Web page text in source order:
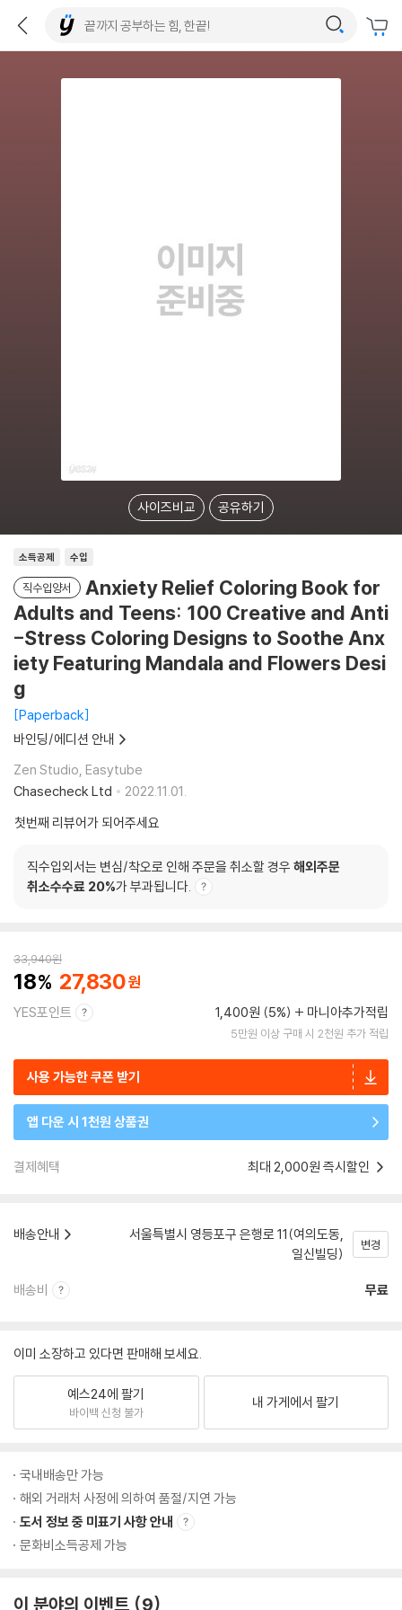
사이즈비교 공유하기
소득공제 수입
직수입양서
Anxiety Relief Coloring Book for
Adults and Teens: 100 Creative and Anti
-Stress Coloring Designs to Soothe Anx
iety Featuring Mandala and Flowers Desi
g
Paperback
바인딩/에디션 안내
Zen Studio, Easytube
Chasecheck Ltd
2022.11.01.
첫번째 리뷰어가 되어주세요
직수입외서는 변심/착오로 인해 주문을 취소할 경우 해외주문
취소수수료 20%가 부과됩니다.
33,940원
18 27,830
YES포인트 1,400원 (5%) 마니아추가적립
5만원 이상 구매 시 2천원 추가 적립
사용 가능한 쿠폰 받기
앱 다운 시 1천원 상품권
결제혜택 최대 2,000원 즉시할인
배송안내
서울특별시 영등포구 은행로 11(여의도동,
일신빌딩)
변경
배송비 무료
이미 소장하고 있다면 판매해 보세요.
예스24에 팔기
바이백 신청 불가
내 가게에서 팔기
국내배송만 가능
해외 거래처 사정에 의하여 품절/지연 가능
도서 정보 중 미표기 사항 안내
문화비소득공제 가능
이 분야의 이벤트 9